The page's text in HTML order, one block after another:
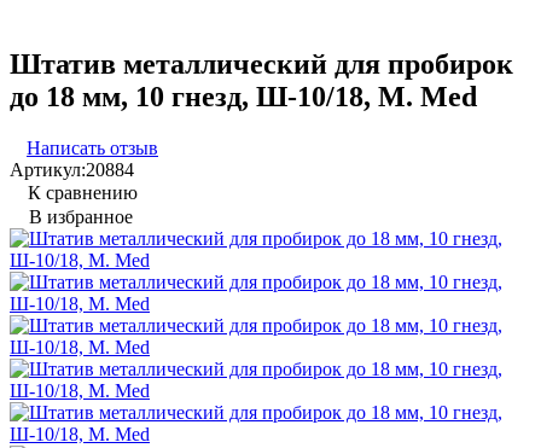
Штатив металлический для пробирок
до 18 мм, 10 гнезд, Ш-10/18, M. Med
Написать отзыв
Артикул:20884
К сравнению
В избранное